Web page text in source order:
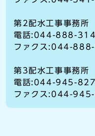
第2配水工事事務所
電話:044-888-
ファクス:044-
第3配水工事事務所
電話:044-945-
ファクス:044-